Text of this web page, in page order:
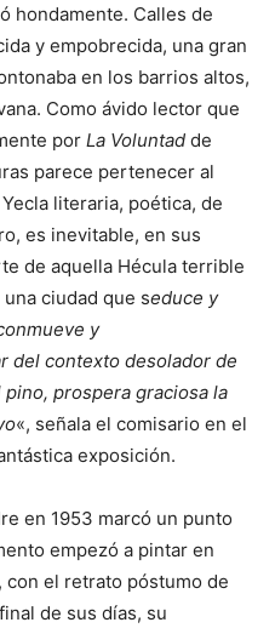
hondamente. Calles de
y empobrecida, una gran
en los barrios altos,
Como ávido lector que
por La Voluntad de
parece pertenecer al
literaria, poética, de
es inevitable, en sus
de aquella Hécula terrible
una ciudad que seduce y
y
del contexto desolador de
prospera graciosa la
«, señala el comisario en el
exposición.
en 1953 marcó un punto
empezó a pintar en
con el retrato póstumo de
de sus días, su